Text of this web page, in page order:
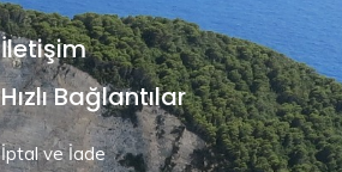
İletişim
Hızlı Bağlantılar
İptal ve İade